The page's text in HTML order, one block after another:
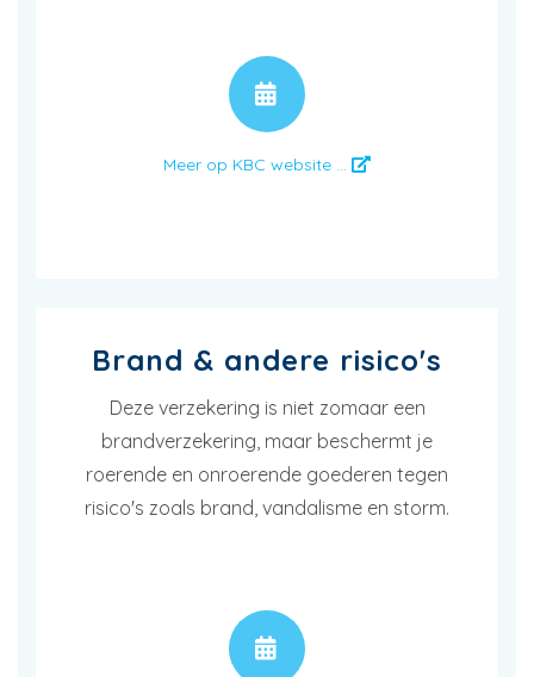
Meer op KBC website ...
Brand & andere risico's
Deze verzekering is niet zomaar een
brandverzekering, maar beschermt je
roerende en onroerende goederen tegen
risico's zoals brand, vandalisme en storm.